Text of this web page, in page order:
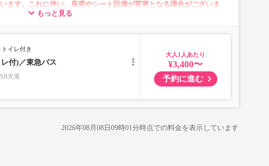
ます。これに伴い、座席やシート設備が変更となる場合がございま
もっと見る
トイレ付き
付)／東急バス
充電
大人
¥3,400〜
予約に進む
2026年08月08日09時01分時点での料金を表示しています